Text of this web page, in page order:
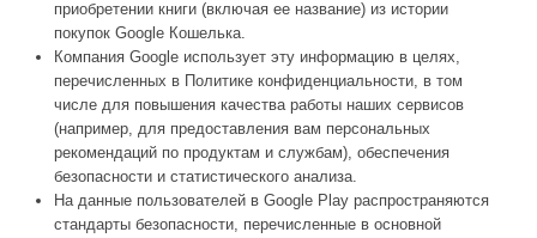
приобретении книги (включая ее название) из истории
покупок Google Кошелька.
Компания Google использует эту информацию в целях,
перечисленных в Политике конфиденциальности, в том
числе для повышения качества работы наших сервисов
(например, для предоставления вам персональных
рекомендаций по продуктам и службам), обеспечения
безопасности и статистического анализа.
На данные пользователей в Google Play распространяются
стандарты безопасности, перечисленные в основной